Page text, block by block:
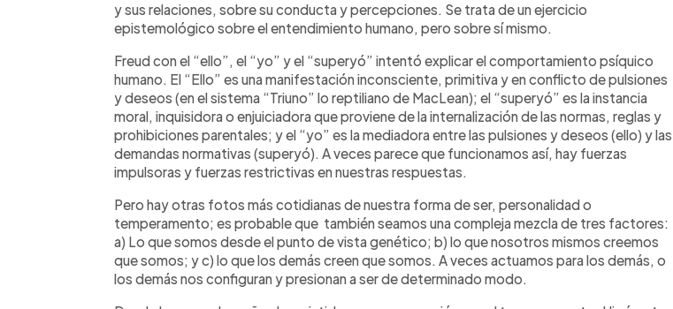
y sus relaciones, sobre su conducta y percepciones. Se trata de un ejercicio
epistemológico sobre el entendimiento humano, pero sobre sí mismo.
Freud con el “ello”, el “yo” y el “superyó” intentó explicar el comportamiento psíquico
humano. El “Ello” es una manifestación inconsciente, primitiva y en conflicto de pulsiones
y deseos (en el sistema “Triuno” lo reptiliano de MacLean); el “superyó” es la instancia
moral, inquisidora o enjuiciadora que proviene de la internalización de las normas, reglas y
prohibiciones parentales; y el “yo” es la mediadora entre las pulsiones y deseos (ello) y las
demandas normativas (superyó). A veces parece que funcionamos así, hay fuerzas
impulsoras y fuerzas restrictivas en nuestras respuestas.
Pero hay otras fotos más cotidianas de nuestra forma de ser, personalidad o
temperamento; es probable que también seamos una compleja mezcla de tres factores:
a) Lo que somos desde el punto de vista genético; b) lo que nosotros mismos creemos
que somos; y c) lo que los demás creen que somos. A veces actuamos para los demás, o
los demás nos configuran y presionan a ser de determinado modo.